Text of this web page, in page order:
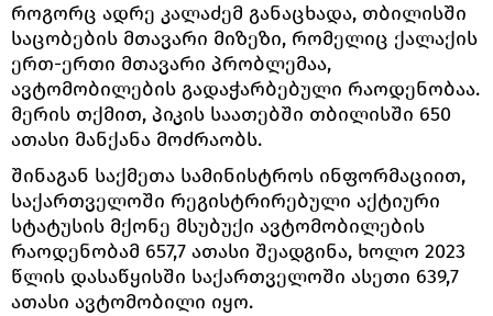
როგორც ადრე კალაძემ განაცხადა, თბილისში
საცობების მთავარი მიზეზი, რომელიც ქალაქის
ერთ-ერთი მთავარი პრობლემაა,
ავტომობილების გადაჭარბებული რაოდენობაა.
მერის თქმით, პიკის საათებში თბილისში 650
ათასი მანქანა მოძრაობს.
შინაგან საქმეთა სამინისტროს ინფორმაციით,
საქართველოში რეგისტრირებული აქტიური
სტატუსის მქონე მსუბუქი ავტომობილების
რაოდენობამ 657,7 ათასი შეადგინა, ხოლო 2023
წლის დასაწყისში საქართველოში ასეთი 639,7
ათასი ავტომობილი იყო.